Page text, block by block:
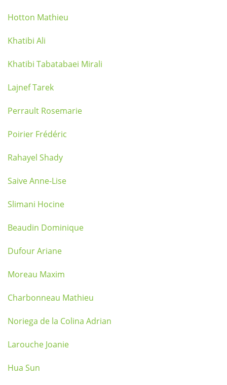
Hotton Mathieu
Khatibi Ali
Khatibi Tabatabaei Mirali
Lajnef Tarek
Perrault Rosemarie
Poirier Frédéric
Rahayel Shady
Saive Anne-Lise
Slimani Hocine
Beaudin Dominique
Dufour Ariane
Moreau Maxim
Charbonneau Mathieu
Noriega de la Colina Adrian
Larouche Joanie
Hua Sun